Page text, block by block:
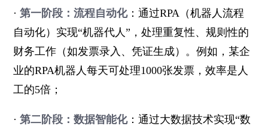
·第一阶段：流程自动化：通过RPA（机器人流程
自动化）实现“机器代人”，处理重复性、规则性的
财务工作（如发票录入、凭证生成）。例如，某企
业的RPA机器人每天可处理1000张发票，效率是人
工的5倍；
·第二阶段：数据智能化：通过大数据技术实现“数